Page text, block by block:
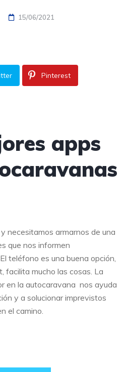
15/06/2021
Pinterest
apps
necesitamos armarnos de una
que nos informen
teléfono es una buena opción,
facilita mucho las cosas. La
en la autocaravana nos ayuda
y a solucionar imprevistos
el camino.